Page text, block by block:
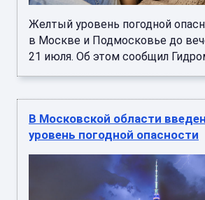
Желтый уровень погодной
в Москве и Подмосковье до
21 июля. Об этом сообщил
В Московской области
уровень погодной опасности